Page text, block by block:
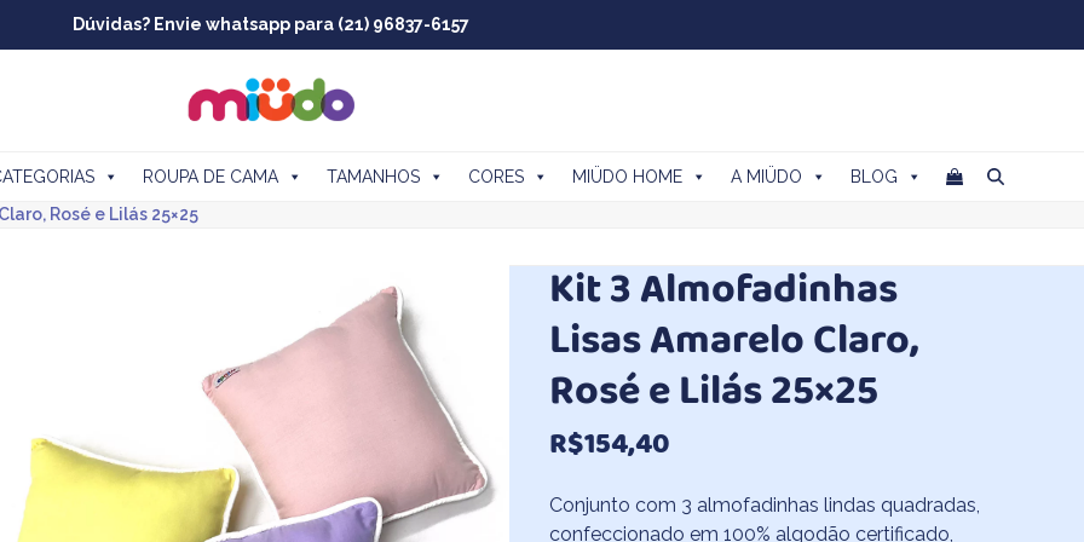
Dúvidas? Envie whatsapp para (21) 96837-6157
ROUPA DE CAMA TAMANHOS CORES MIÜDO HOME A MIÜDO
BLOG
Rosé e Lilás 25×25
Kit 3 Almofadinhas
Lisas Amarelo Claro,
Rosé e Lilás 25×25
R$154,40
Conjunto com 3 almofadinhas lindas quadradas,
confeccionado em 100% algodão certificado,